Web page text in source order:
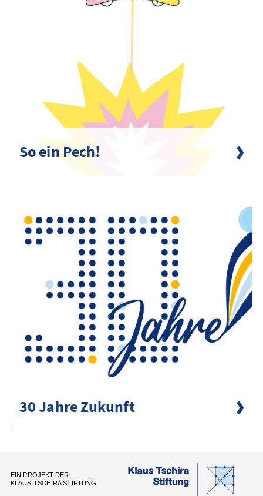
So ein Pech!
30 Jahre Zukunft
EIN PROJEKT DER
KLAUS TSCHIRA STIFTUNG